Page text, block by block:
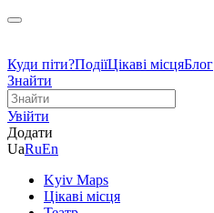
Куди піти?ПодіїЦікаві місцяБлог
Знайти
Увійти
Додати
UaRuEn
Kyiv Maps
Цікаві місця